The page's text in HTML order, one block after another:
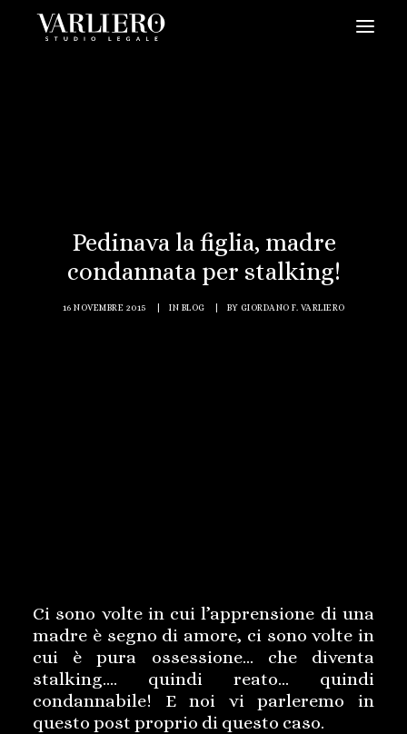
VIDEO
CONTATTI
PRENDI UN APPUNTAMENTO
Pedinava la figlia, madre
condannata per stalking!
16 NOVEMBRE 2015 IN BLOG BY GIORDANO F. VARLIERO
Ci sono volte in cui l’apprensione di una
madre è segno di amore, ci sono volte in
cui è pura ossessione… che diventa
stalking…. quindi reato… quindi
condannabile! E noi vi parleremo in
questo post proprio di questo caso.